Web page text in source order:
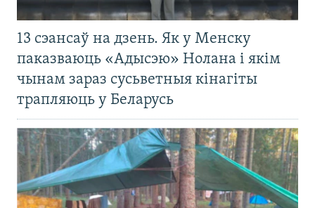
13 сэансаў на дзень. Як у Менску
паказваюць «Адысэю» Нолана і якім
чынам зараз сусьветныя кінагіты
трапляюць у Беларусь